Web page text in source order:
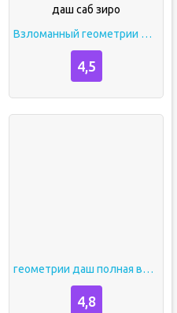
Взломанный геометрии даш саб зиро
4,5
геометрии даш полная версия
4,8